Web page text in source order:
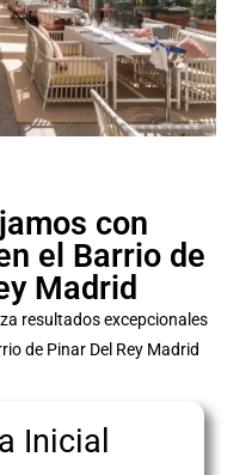
con
el Barrio de
Madrid
resultados excepcionales
de Pinar Del Rey Madrid
Inicial